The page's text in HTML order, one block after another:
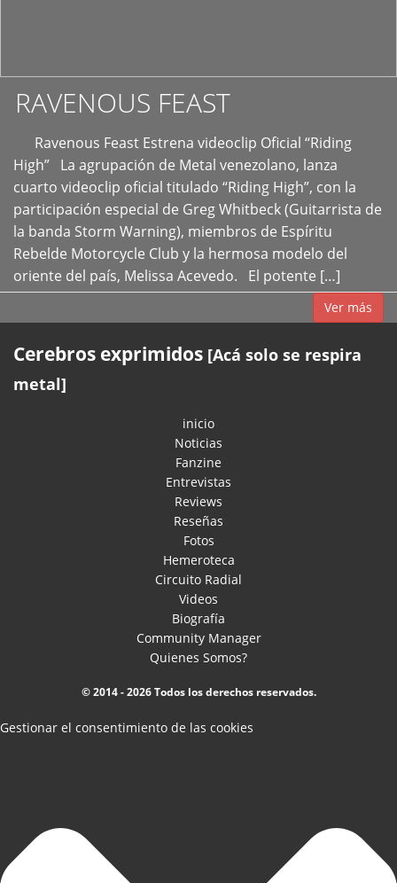
RAVENOUS FEAST
Ravenous Feast Estrena videoclip Oficial “Riding
High” La agrupación de Metal venezolano, lanza
cuarto videoclip oficial titulado “Riding High”, con la
participación especial de Greg Whitbeck (Guitarrista de
la banda Storm Warning), miembros de Espíritu
Rebelde Motorcycle Club y la hermosa modelo del
oriente del país, Melissa Acevedo. El potente […]
Ver más
Cerebros exprimidos [Acá solo se respira
metal]
inicio
Noticias
Fanzine
Entrevistas
Reviews
Reseñas
Fotos
Hemeroteca
Circuito Radial
Videos
Biografía
Community Manager
Quienes Somos?
© 2014 - 2026 Todos los derechos reservados.
Gestionar el consentimiento de las cookies